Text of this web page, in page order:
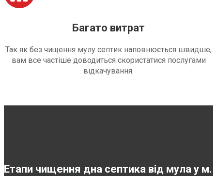
Багато витрат
Так як без чищення мулу септик наповнюється швидше,
вам все частіше доводиться скористатися послугами
відкачування.
Етапи чищення дна септика від мула у м.